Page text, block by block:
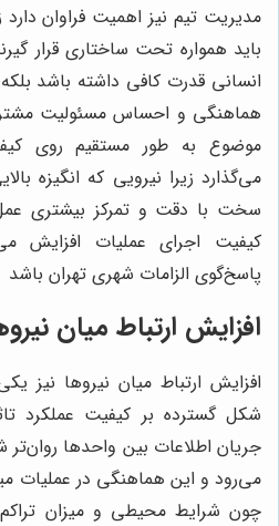
مدیریت تیم نیز اهمیت فراوان
باید همواره تحت ساختاری قرار
انسانی قدرت کافی داشته باشد بلکه
هماهنگی و احساس مسئولیت
موضوع به طور مستقیم روی
می‌گذارد زیرا نیرویی که انگیزه
سخت با دقت و تمرکز بیشتری
کیفیت اجرای عملیات افزایش
پاسخ‌گوی الزامات شهری تهران باشد
افزایش ارتباط میان
افزایش ارتباط میان نیروها نیز
شکل گسترده بر کیفیت عملکرد
جریان اطلاعات بین واحدها روان‌تر
می‌رود و این هماهنگی در عملیات
چون شرایط محیطی و میزان